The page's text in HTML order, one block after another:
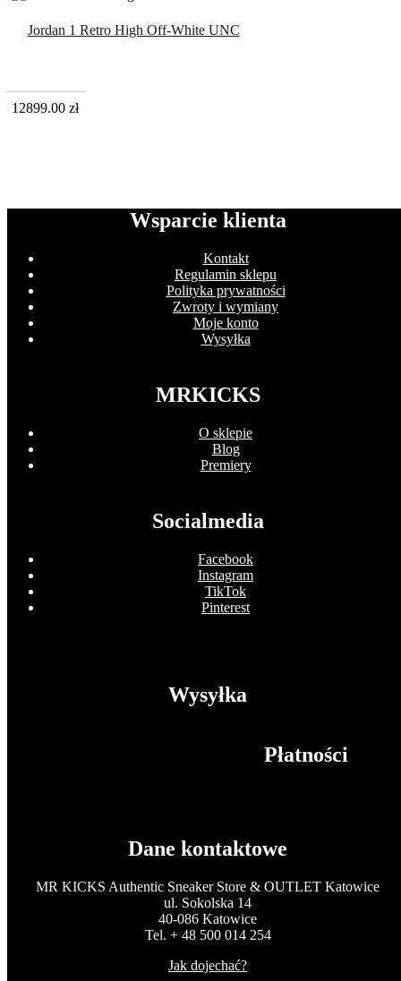
Jordan 1 Retro High Off-White UNC
12899.00 zł
Wsparcie klienta
Kontakt
Regulamin sklepu
Polityka prywatności
Zwroty i wymiany
Moje konto
Wysyłka
MRKICKS
O sklepie
Blog
Premiery
Socialmedia
Facebook
Instagram
TikTok
Pinterest
Wysyłka
Płatności
Dane kontaktowe
MR KICKS Authentic Sneaker Store & OUTLET Katowice
ul. Sokolska 14
40-086 Katowice
Tel. + 48 500 014 254
Jak dojechać?